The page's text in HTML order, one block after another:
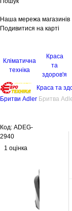
Наша мережа магазинів
Подивитися на карті
Кліматична
техніка
Краса
та
здоров'я
Краса та
Бритви Adler Бритва
Код: ADEG-
2940
1 оцінка